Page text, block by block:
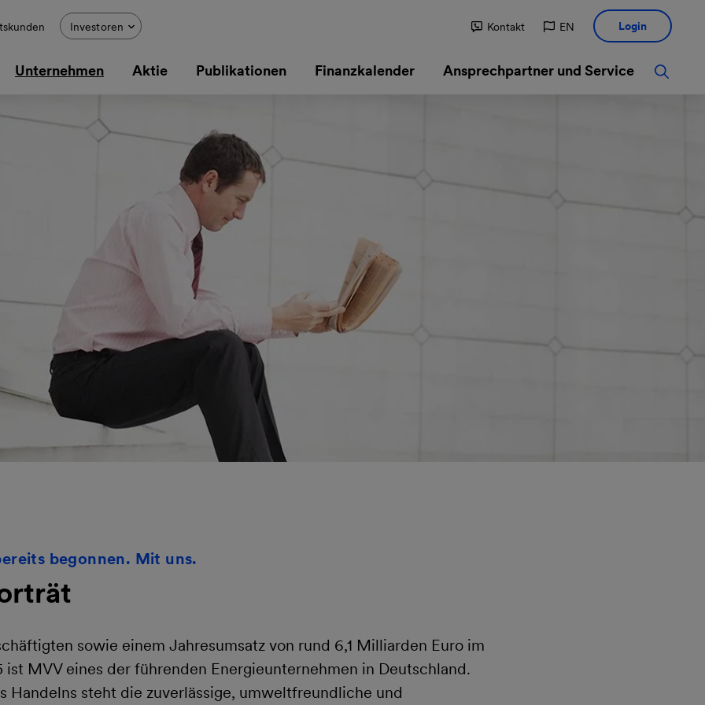
Investoren Kontakt EN Login
Unternehmen Aktie Publikationen Finanzkalender Ansprechpartner und Service
begonnen. Mit uns.
sowie einem Jahresumsatz von rund 6,1 Milliarden Euro im
ist MVV eines der führenden Energieunternehmen in Deutschland.
Handelns steht die zuverlässige, umweltfreundliche und